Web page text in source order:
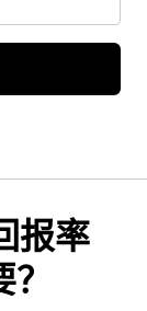
报率